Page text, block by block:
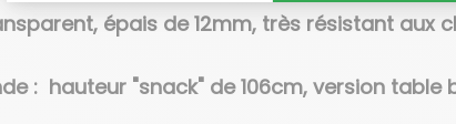
épais de 12mm, très résistant aux
: hauteur "snack" de 106cm, version table